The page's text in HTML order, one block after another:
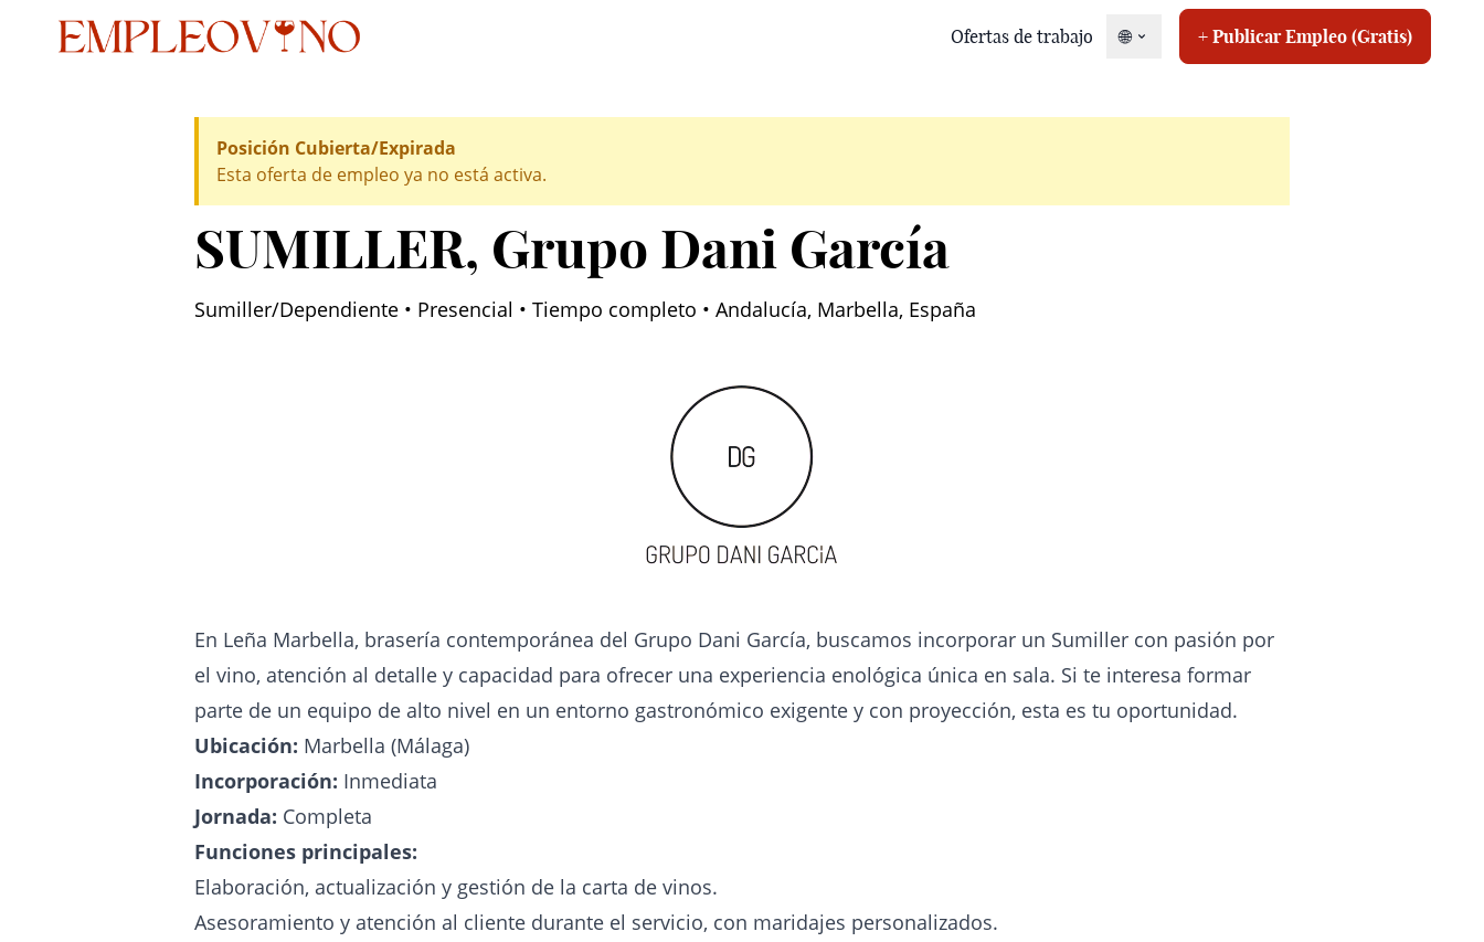
Ofertas de trabajo 🌐 + Publicar Empleo (Gratis)
Posición Cubierta/Expirada
Esta oferta de empleo ya no está activa.
SUMILLER, Grupo Dani García
Sumiller/Dependiente • Presencial • Tiempo completo • Andalucía, Marbella, España
En Leña Marbella, brasería contemporánea del Grupo Dani García, buscamos incorporar un Sumiller con pasión por
el vino, atención al detalle y capacidad para ofrecer una experiencia enológica única en sala. Si te interesa formar
parte de un equipo de alto nivel en un entorno gastronómico exigente y con proyección, esta es tu oportunidad.
Ubicación: Marbella (Málaga)
Incorporación: Inmediata
Jornada: Completa
Funciones principales:
Elaboración, actualización y gestión de la carta de vinos.
Asesoramiento y atención al cliente durante el servicio, con maridajes personalizados.